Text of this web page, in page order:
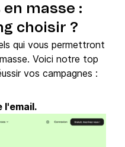
en masse :
choisir ?
qui vous permettront
Voici notre top
vos campagnes :
l'email.